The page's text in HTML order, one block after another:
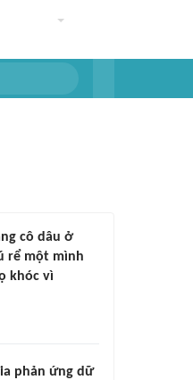
cô dâu ở
rể một mình
khóc vì
phản ứng dữ